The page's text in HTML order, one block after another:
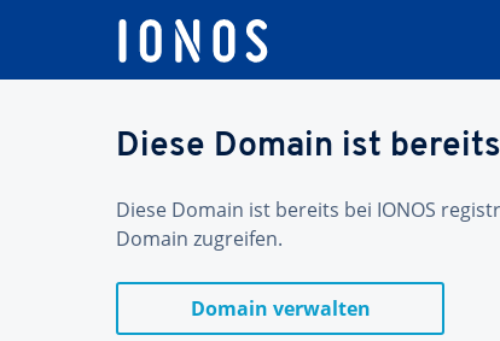
Diese Domain ist
Diese Domain ist bereits bei IONOS
Domain zugreifen.
Domain verwalten